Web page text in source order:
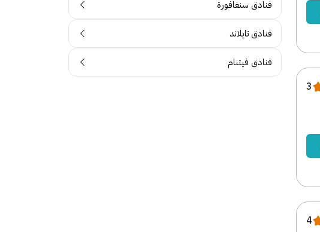
3
4
فنادق سنغافورة
فنادق تايلاند
فنادق فيتنام